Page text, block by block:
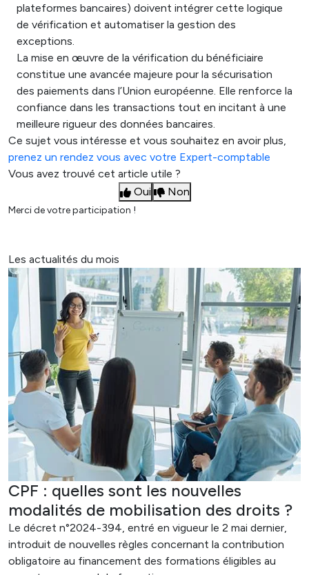
plateformes bancaires) doivent intégrer cette logique
de vérification et automatiser la gestion des
exceptions.
La mise en œuvre de la vérification du bénéficiaire
constitue une avancée majeure pour la sécurisation
des paiements dans l’Union européenne. Elle renforce la
confiance dans les transactions tout en incitant à une
meilleure rigueur des données bancaires.
Ce sujet vous intéresse et vous souhaitez en avoir plus,
prenez un rendez vous avec votre Expert-comptable
Vous avez trouvé cet article utile ?
Oui
Non
Merci de votre participation !
Les actualités du mois
CPF : quelles sont les nouvelles
modalités de mobilisation des droits ?
Le décret n°2024-394, entré en vigueur le 2 mai dernier,
introduit de nouvelles règles concernant la contribution
obligatoire au financement des formations éligibles au